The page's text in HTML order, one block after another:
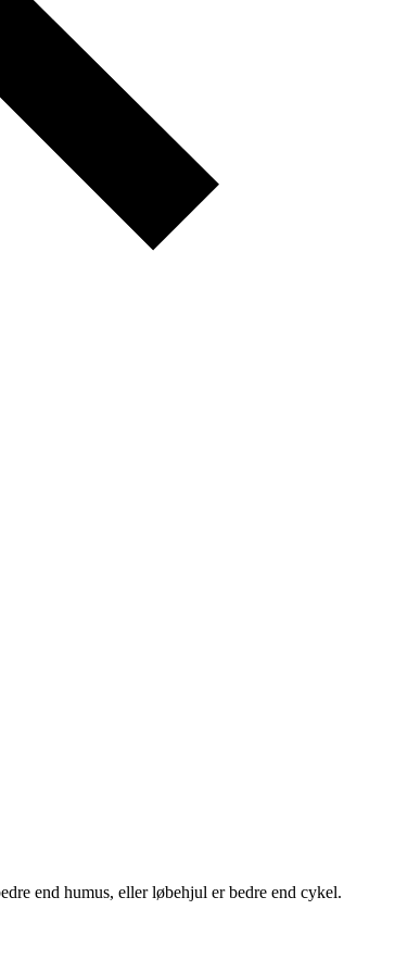
end humus, eller løbehjul er bedre end cykel.